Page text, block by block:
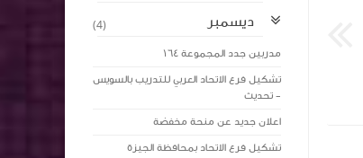
ديسمبر
(4)
مدربين جدد المجموعة ١٦٤
تشكيل فرع الاتحاد العربي للتدريب بالسويس
- تحديث
اعلان جديد عن منحة مخفضة
تشكيل فرع الاتحاد بمحافظة الجيزة